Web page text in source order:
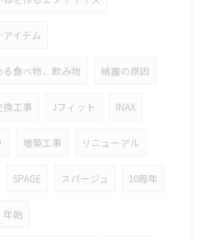
イテム
る食べ物、飲み物 結露の原因
換工事 Jフィット INAX
増築工事 リニューアル
SPAGE スパージュ 10周年
年始